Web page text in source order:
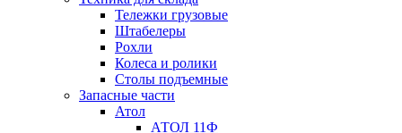
Тележки грузовые
Штабелеры
Рохли
Колеса и ролики
Столы подъемные
Запасные части
Атол
АТОЛ 11Ф